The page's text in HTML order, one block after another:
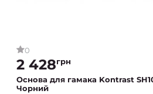
0
2 428грн
Основа для гамака Kontrast
Чорний